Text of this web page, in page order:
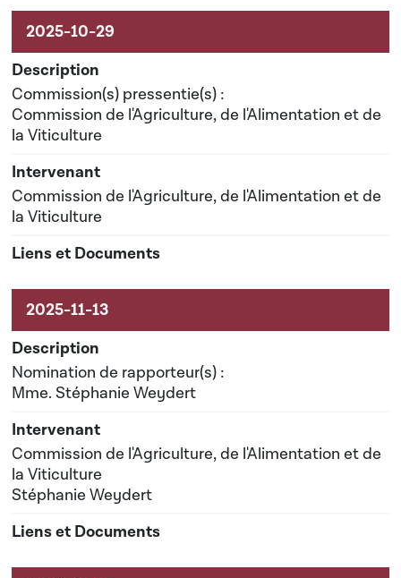
Commission(s) pressentie(s) :
Commission de l'Agriculture, de l'Alimentation et de
la Viticulture
Commission de l'Agriculture, de l'Alimentation et de
la Viticulture
Nomination de rapporteur(s) :
Mme. Stéphanie Weydert
Commission de l'Agriculture, de l'Alimentation et de
la Viticulture
Stéphanie Weydert